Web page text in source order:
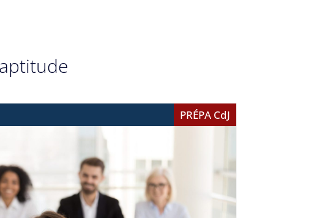
PRÉPA CdJ